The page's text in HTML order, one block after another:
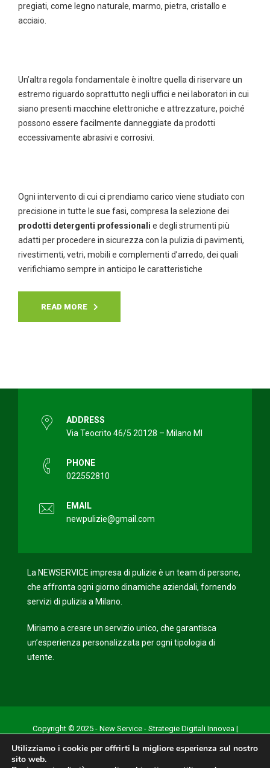
pregiati, come legno naturale, marmo, pietra, cristallo e
acciaio.
Un’altra regola fondamentale è inoltre quella di riservare un
estremo riguardo soprattutto negli uffici e nei laboratori in cui
siano presenti macchine elettroniche e attrezzature, poiché
possono essere facilmente danneggiate da prodotti
eccessivamente abrasivi e corrosivi.
Ogni intervento di cui ci prendiamo carico viene studiato con
precisione in tutte le sue fasi, compresa la selezione dei
prodotti detergenti professionali e degli strumenti più
adatti per procedere in sicurezza con la pulizia di pavimenti,
rivestimenti, vetri, mobili e complementi d’arredo, dei quali
verifichiamo sempre in anticipo le caratteristiche
READ MORE
ADDRESS
Via Teocrito 46/5 20128 – Milano MI
PHONE
022552810
EMAIL
newpulizie@gmail.com
La NEWSERVICE impresa di pulizie è un team di persone,
che affronta ogni giorno dinamiche aziendali, fornendo
servizi di pulizia a Milano.
Miriamo a creare un servizio unico, che garantisca
un’esperienza personalizzata per ogni tipologia di
utente.
Copyright © 2025 - New Service - Strategie Digitali Innovea |
Privacy Policy
Utilizziamo i cookie per offrirti la migliore esperienza sul nostro
sito web.